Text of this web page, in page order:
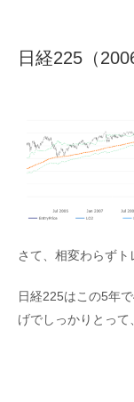
日経225（
さて、相変わらずト
日経225はこの5年
げでしっかりとって